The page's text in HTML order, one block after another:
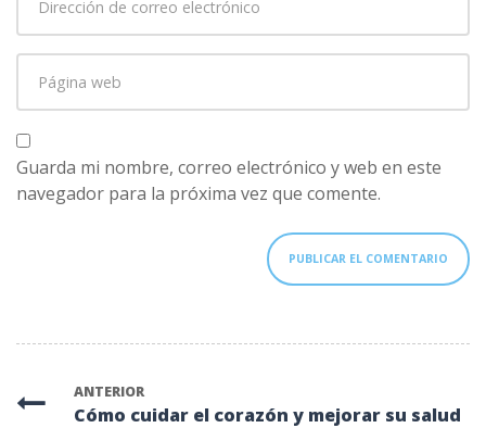
correo
web
Guarda mi nombre, correo electrónico y web en este
navegador para la próxima vez que comente.
ANTERIOR
Cómo cuidar el corazón y mejorar su salud